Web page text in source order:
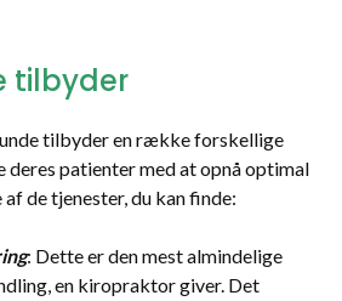
tilbyder
tilbyder en række forskellige
patienter med at opnå optimal
de tjenester, du kan finde:
: Dette er den mest almindelige
en kiropraktor giver. Det